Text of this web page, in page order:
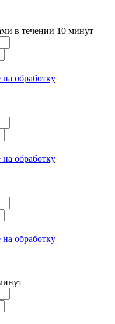
в течении 10 минут
на обработку
на обработку
на обработку